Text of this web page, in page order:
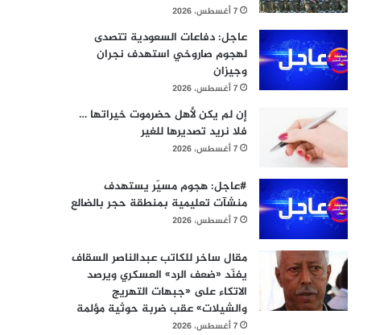
7 أغسطس، 2026
عاجل: دفاعات السعودية تتصدى
لهجوم صاروخي استهدف نجران
وجيزان
7 أغسطس، 2026
إن لم يكن لأهل حضرموت خيراتها …
فلا نريد تصديرها للغير
7 أغسطس، 2026
#عاجل: هجوم مسيّر يستهدف
منشآت تعليمية بمنطقة حجر بالضالع
7 أغسطس، 2026
مقال ساخر للكاتب عبدالناصر السقاف
يفنّد «ضعف الرد» العسكري ويرصد
الاتكاء على «جبهات التهريج
والشيلات» عقب ضربة حوثية مؤلمة
7 أغسطس، 2026